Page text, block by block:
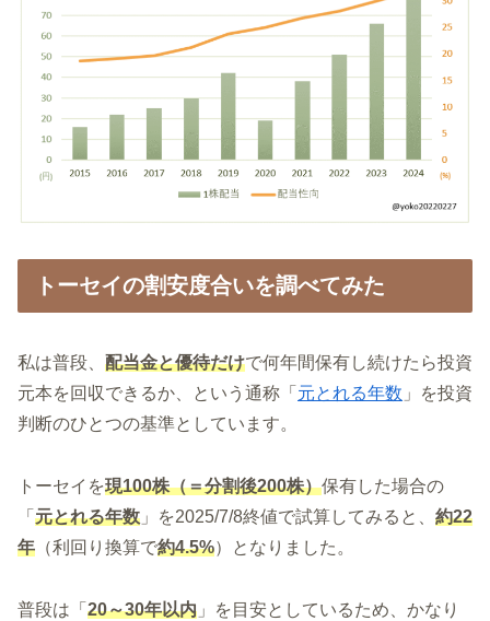
トーセイの割安度合いを調べてみた
私は普段、 配当金と優待だけで何年間保有し続けたら投資
元本を回収できるか、という通称「 元とれる年数 」を投資
判断のひとつの基準としています。
トーセイを現100株（＝分割後200株）保有した場合の
「 元とれる年数 」を2025/7/8終値で試算してみると、 約22
年 （利回り換算で約4.5%）となりました。
普段は「 20～30年以内 」を目安としているため、かなり